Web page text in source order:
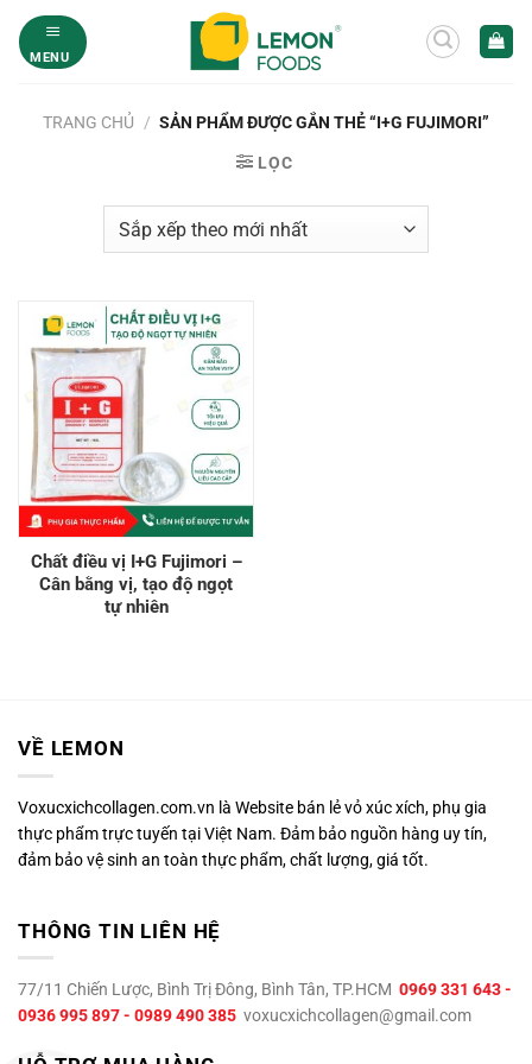
qua
MENU
TRANG CHỦ / SẢN PHẨM ĐƯỢC GẮN THẺ “I+G FUJIMORI”
LỌC
Chất điều vị I+G Fujimori –
Cân bằng vị, tạo độ ngọt
tự nhiên
VỀ LEMON
Voxucxichcollagen.com.vn là Website bán lẻ vỏ xúc xích, phụ gia
thực phẩm trực tuyến tại Việt Nam. Đảm bảo nguồn hàng uy tín,
đảm bảo vệ sinh an toàn thực phẩm, chất lượng, giá tốt.
THÔNG TIN LIÊN HỆ
77/11 Chiến Lược, Bình Trị Đông, Bình Tân, TP.HCM 0969 331 643 -
0936 995 897 - 0989 490 385 voxucxichcollagen@gmail.com